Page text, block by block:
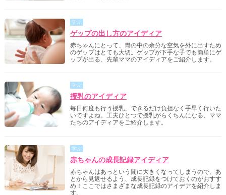
学ぶ
ゲップの出し方のアイディア
赤ちゃんにとって、胃の中の余分な空気を外に出すため
のゲップはとても大切。ゲップが下手な子でも簡単にゲ
ップが出る、先輩ママのアイディアをご紹介します。
学ぶ
授乳のアイディア
毎日何度も行う授乳、できるだけ負担なく手早く行いた
いですよね。工夫ひとつで授乳がらくちんになる、ママ
たちのアイディアをご紹介します。
学ぶ
赤ちゃんの成長記録アイディア
赤ちゃんはあっという間に大きくなってしまうので、あ
とから見返せるよう、成長記録をつけておくのがおすす
め！ここではさまざまな成長記録のアイデアを紹介しま
す。